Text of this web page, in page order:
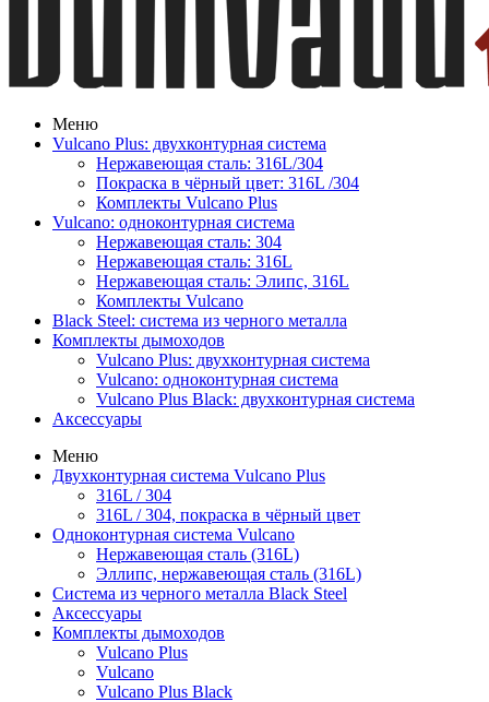
Меню
Vulcano Plus: двухконтурная система
Нержавеющая сталь: 316L/304
Покраска в чёрный цвет: 316L /304
Комплекты Vulcano Plus
Vulcano: одноконтурная система
Нержавеющая сталь: 304
Нержавеющая сталь: 316L
Нержавеющая сталь: Элипс, 316L
Комплекты Vulcano
Black Steel: система из черного металла
Комплекты дымоходов
Vulcano Plus: двухконтурная система
Vulcano: одноконтурная система
Vulcano Plus Black: двухконтурная система
Аксессуары
Меню
Двухконтурная система Vulcano Plus
316L / 304
316L / 304, покраска в чёрный цвет
Одноконтурная система Vulcano
Нержавеющая сталь (316L)
Эллипс, нержавеющая сталь (316L)
Система из черного металла Black Steel
Аксессуары
Комплекты дымоходов
Vulcano Plus
Vulcano
Vulcano Plus Black